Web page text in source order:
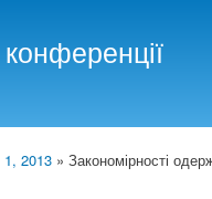
2013 » Закономірності